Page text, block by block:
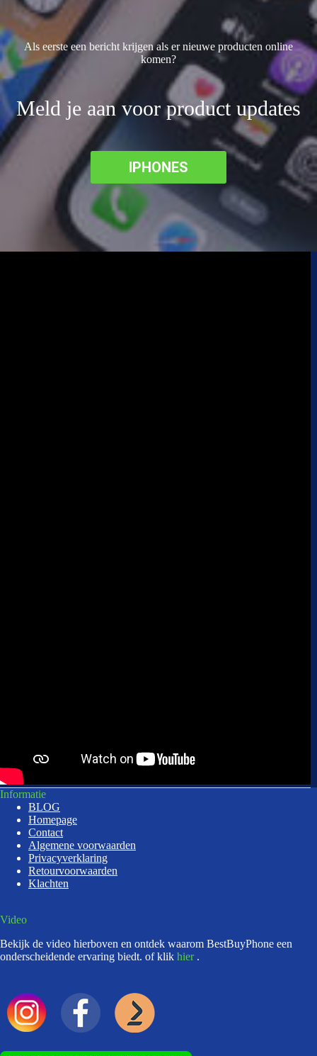
Als eerste een bericht krijgen als er nieuwe producten online
komen?
Meld je aan voor product updates
IPHONES
Informatie
BLOG
Homepage
Contact
Algemene voorwaarden
Privacyverklaring
Retourvoorwaarden
Klachten
Video
Bekijk de video hierboven en ontdek waarom BestBuyPhone een
onderscheidende ervaring biedt. of klik hier .